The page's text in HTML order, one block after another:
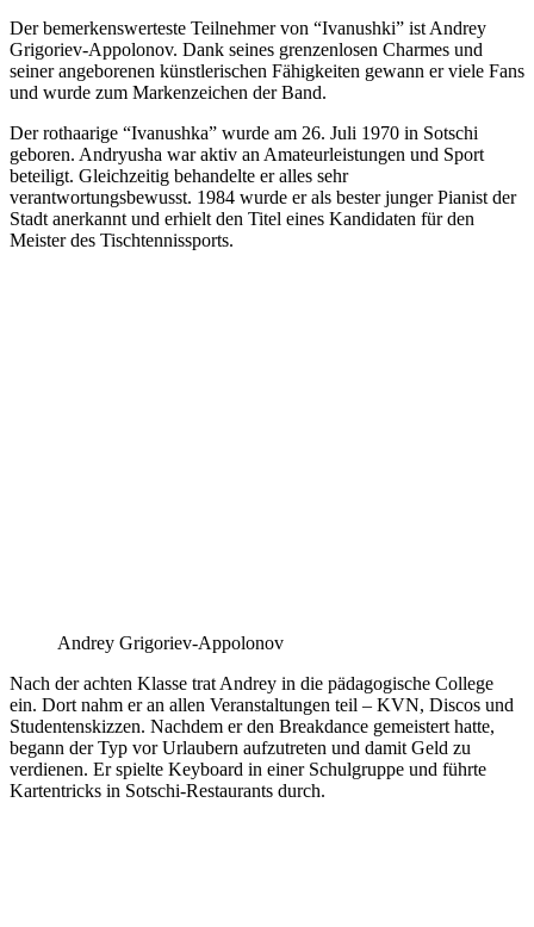
Der bemerkenswerteste Teilnehmer von “Ivanushki” ist Andrey
Grigoriev-Appolonov. Dank seines grenzenlosen Charmes und
seiner angeborenen künstlerischen Fähigkeiten gewann er viele Fans
und wurde zum Markenzeichen der Band.
Der rothaarige “Ivanushka” wurde am 26. Juli 1970 in Sotschi
geboren. Andryusha war aktiv an Amateurleistungen und Sport
beteiligt. Gleichzeitig behandelte er alles sehr
verantwortungsbewusst. 1984 wurde er als bester junger Pianist der
Stadt anerkannt und erhielt den Titel eines Kandidaten für den
Meister des Tischtennissports.
Andrey Grigoriev-Appolonov
Nach der achten Klasse trat Andrey in die pädagogische College
ein. Dort nahm er an allen Veranstaltungen teil – KVN, Discos und
Studentenskizzen. Nachdem er den Breakdance gemeistert hatte,
begann der Typ vor Urlaubern aufzutreten und damit Geld zu
verdienen. Er spielte Keyboard in einer Schulgruppe und führte
Kartentricks in Sotschi-Restaurants durch.